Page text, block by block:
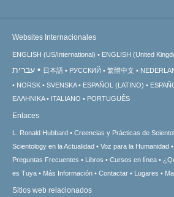
Websites Internacionales
ENGLISH (US/International) ENGLISH (United
עברית 日本語 РУССКИЙ 繁體中文
NORSK
SVENSKA ESPAÑOL (LATINO)
ΕΛΛΗΝΙΚA
ITALIANO PORTUGUÊS
Enlaces
L. Ronald Hubbard Creencias y Prácticas de
Scientology en la Actualidad
Voz para la Humanidad
Preguntas Frecuentes
Libros Cursos en línea
es Tuya
Más Información Contactar Lugares
Sitios web relacionados